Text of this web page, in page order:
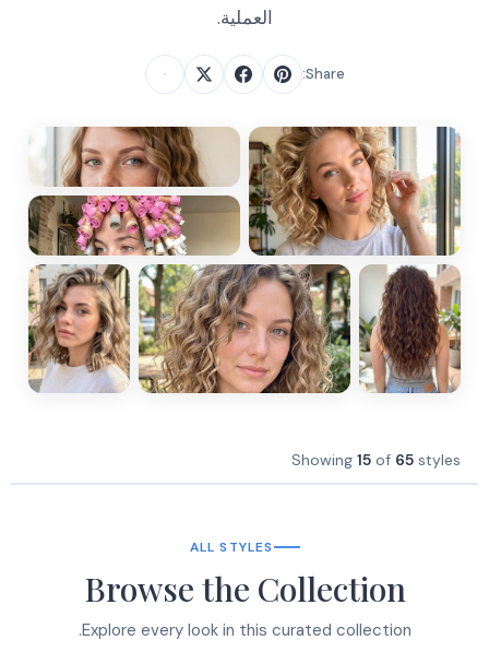
العملية.
Share:
Showing 15 of 65 styles
ALL STYLES
Browse the Collection
Explore every look in this curated collection.